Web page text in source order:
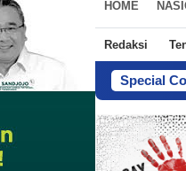
HOME
Redaksi
Special